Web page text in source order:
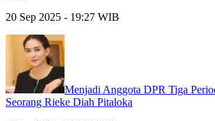
20 Sep 2025 - 19:27 WIB
Menjadi Anggota DPR Tiga
Seorang Rieke Diah Pitaloka